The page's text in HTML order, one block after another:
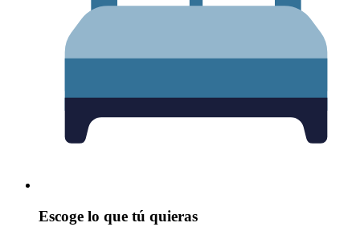
Escoge lo que tú quieras